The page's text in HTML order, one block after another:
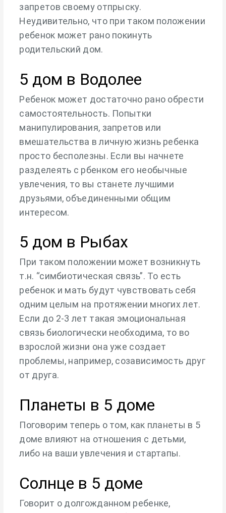
запретов своему отпрыску.
Неудивительно, что при таком положении
ребенок может рано покинуть
родительский дом.
5 дом в Водолее
Ребенок может достаточно рано обрести
самостоятельность. Попытки
манипулирования, запретов или
вмешательства в личную жизнь ребенка
просто бесполезны. Если вы начнете
разделеять с рбенком его необычные
увлечения, то вы станете лучшими
друзьями, объединенными общим
интересом.
5 дом в Рыбах
При таком положении может возникнуть
т.н. “симбиотическая связь”. То есть
ребенок и мать будут чувствовать себя
одним целым на протяжении многих лет.
Если до 2-3 лет такая эмоциональная
связь биологически необходима, то во
взрослой жизни она уже создает
проблемы, например, созависимость друг
от друга.
Планеты в 5 доме
Поговорим теперь о том, как планеты в 5
доме влияют на отношения с детьми,
либо на ваши увлечения и стартапы.
Солнце в 5 доме
Говорит о долгожданном ребенке,